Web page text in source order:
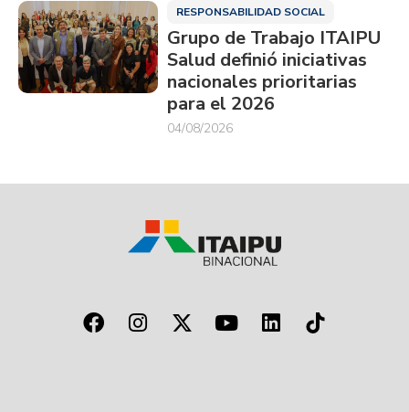
RESPONSABILIDAD SOCIAL
Grupo de Trabajo ITAIPU
Salud definió iniciativas
nacionales prioritarias
para el 2026
04/08/2026